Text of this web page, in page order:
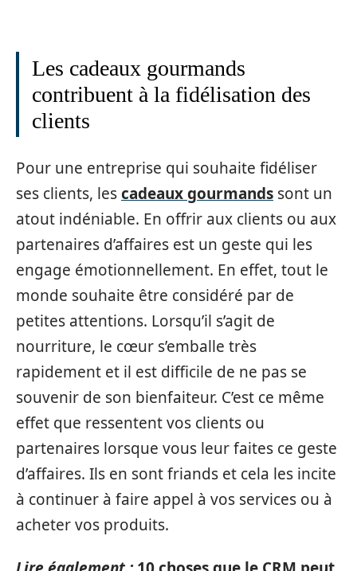
Les cadeaux gourmands
contribuent à la fidélisation des
clients
Pour une entreprise qui souhaite fidéliser
ses clients, lescadeaux gourmands sont un
atout indéniable. En offrir aux clients ou aux
partenaires d’affaires est un geste qui les
engage émotionnellement. En effet, tout le
monde souhaite être considéré par de
petites attentions. Lorsqu’il s’agit de
nourriture, le cœur s’emballe très
rapidement et il est difficile de ne pas se
souvenir de son bienfaiteur. C’est ce même
effet que ressentent vos clients ou
partenaires lorsque vous leur faites ce geste
d’affaires. Ils en sont friands et cela les incite
à continuer à faire appel à vos services ou à
acheter vos produits.